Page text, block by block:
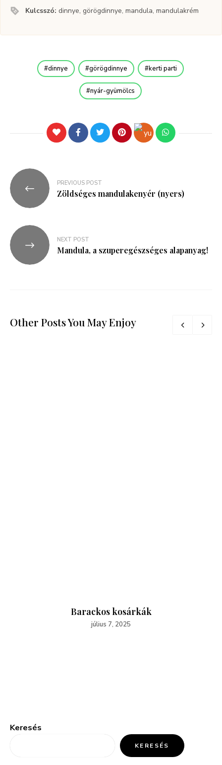
Kulcsszó:dinnye, görögdinnye, mandula, mandulakrém
dinnye görögdinnye kerti parti
nyár-gyümölcs
PREVIOUS POST
Zöldséges mandulakenyér (nyers)
NEXT POST
Mandula, a szuperegészséges alapanyag!
Other Posts You May Enjoy
Barackos kosárkák
július 7, 2025
Keresés
KERESÉS